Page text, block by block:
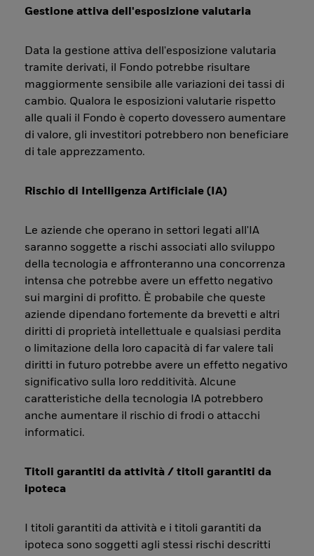
Gestione attiva dell'esposizione valutaria
Data la gestione attiva dell'esposizione valutaria
tramite derivati, il Fondo potrebbe risultare
maggiormente sensibile alle variazioni dei tassi di
cambio. Qualora le esposizioni valutarie rispetto
alle quali il Fondo è coperto dovessero aumentare
di valore, gli investitori potrebbero non beneficiare
di tale apprezzamento.
Rischio di Intelligenza Artificiale (IA)
Le aziende che operano in settori legati all'IA
saranno soggette a rischi associati allo sviluppo
della tecnologia e affronteranno una concorrenza
intensa che potrebbe avere un effetto negativo
sui margini di profitto. È probabile che queste
aziende dipendano fortemente da brevetti e altri
diritti di proprietà intellettuale e qualsiasi perdita
o limitazione della loro capacità di far valere tali
diritti in futuro potrebbe avere un effetto negativo
significativo sulla loro redditività. Alcune
caratteristiche della tecnologia IA potrebbero
anche aumentare il rischio di frodi o attacchi
informatici.
Titoli garantiti da attività / titoli garantiti da
ipoteca
I titoli garantiti da attività e i titoli garantiti da
ipoteca sono soggetti agli stessi rischi descritti